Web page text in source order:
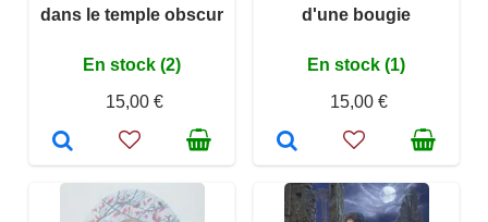
dans le temple obscur
En stock (2)
15,00 €
d'une bougie
En stock (1)
15,00 €